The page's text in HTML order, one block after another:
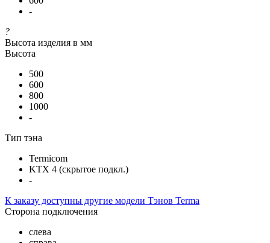
-
?
Высота изделия в мм
Высота
500
600
800
1000
-
Тип тэна
Termicom
KTX 4 (скрытое подкл.)
-
К заказу доступны другие модели Тэнов Terma
Сторона подключения
слева